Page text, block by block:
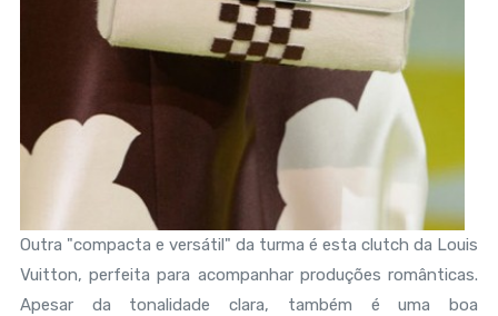
Outra "compacta e versátil" da turma é esta clutch da Louis
Vuitton, perfeita para acompanhar produções românticas.
Apesar da tonalidade clara, também é uma boa